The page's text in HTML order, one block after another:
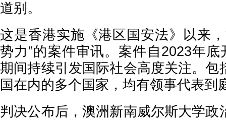
道别。
这是香港实施《港区国安法》以来
势力”的案件审讯。案件自2023年
期间持续引发国际社会高度关注。包
国在内的多个国家，均有领事代表到
判决公布后，澳洲新南威尔斯大学政